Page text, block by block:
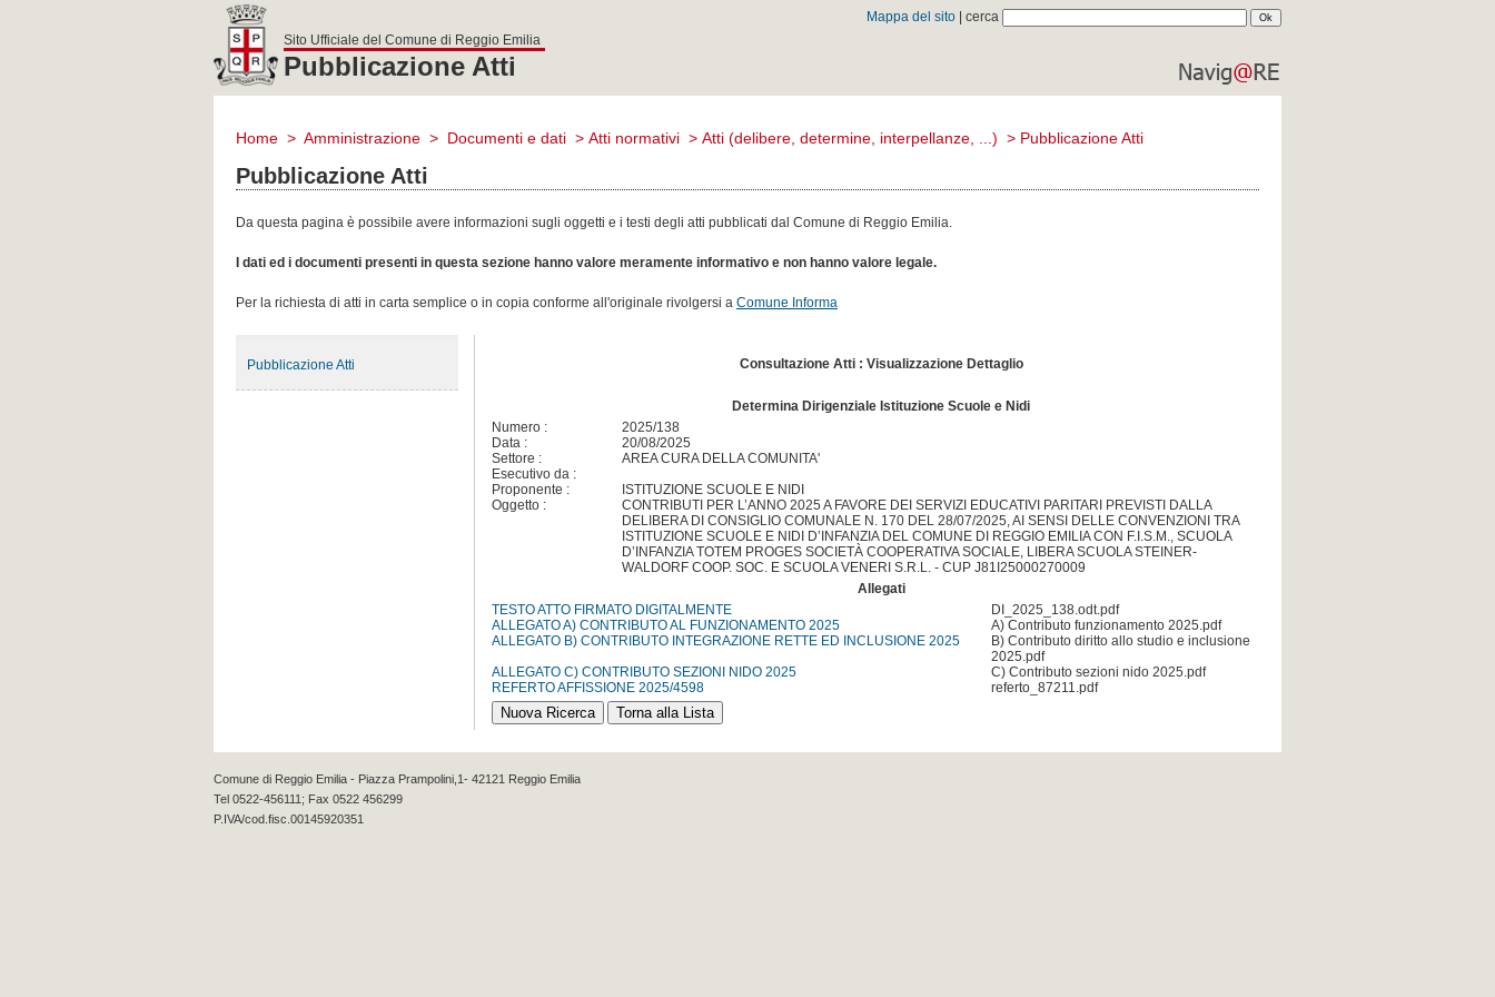
Mappa del sito | cerca
reggio
emilia
comune di
Sito Ufficiale del Comune di Reggio Emilia
Pubblicazione Atti
Home > Amministrazione > Documenti e dati > Atti normativi > Atti (delibere, determine, interpellanze, ...) > Pubblicazione Atti
Pubblicazione Atti
Da questa pagina è possibile avere informazioni sugli oggetti e i testi degli atti pubblicati dal Comune di Reggio Emilia.
I dati ed i documenti presenti in questa sezione hanno valore meramente informativo e non hanno valore legale.
Per la richiesta di atti in carta semplice o in copia conforme all'originale rivolgersi a Comune Informa
Consultazione Atti : Visualizzazione Dettaglio
Determina Dirigenziale Istituzione Scuole e Nidi
Numero :
2025/138
Data :
20/08/2025
Settore :
AREA CURA DELLA COMUNITA'
Esecutivo da :
Proponente :
ISTITUZIONE SCUOLE E NIDI
Oggetto :
CONTRIBUTI PER L’ANNO 2025 A FAVORE DEI SERVIZI EDUCATIVI PARITARI PREVISTI DALLA
DELIBERA DI CONSIGLIO COMUNALE N. 170 DEL 28/07/2025, AI SENSI DELLE CONVENZIONI TRA
ISTITUZIONE SCUOLE E NIDI D’INFANZIA DEL COMUNE DI REGGIO EMILIA CON F.I.S.M., SCUOLA
D’INFANZIA TOTEM PROGES SOCIETÀ COOPERATIVA SOCIALE, LIBERA SCUOLA STEINER-
WALDORF COOP. SOC. E SCUOLA VENERI S.R.L. - CUP J81I25000270009
Allegati
TESTO ATTO FIRMATO DIGITALMENTE
DI_2025_138.odt.pdf
ALLEGATO A) CONTRIBUTO AL FUNZIONAMENTO 2025
A) Contributo funzionamento 2025.pdf
ALLEGATO B) CONTRIBUTO INTEGRAZIONE RETTE ED INCLUSIONE 2025
B) Contributo diritto allo studio e inclusione
2025.pdf
ALLEGATO C) CONTRIBUTO SEZIONI NIDO 2025
C) Contributo sezioni nido 2025.pdf
REFERTO AFFISSIONE 2025/4598
referto_87211.pdf
Pubblicazione Atti
Comune di Reggio Emilia - Piazza Prampolini,1- 42121 Reggio Emilia
Tel 0522-456111; Fax 0522 456299
P.IVA/cod.fisc.00145920351